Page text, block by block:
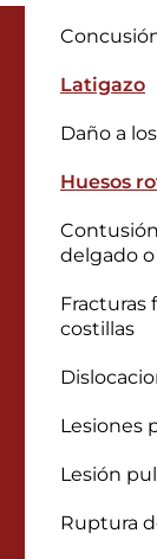
Latigazo
Daño a
Huesos
delgado
Fracturas
costillas
Lesiones
Lesión
Ruptura